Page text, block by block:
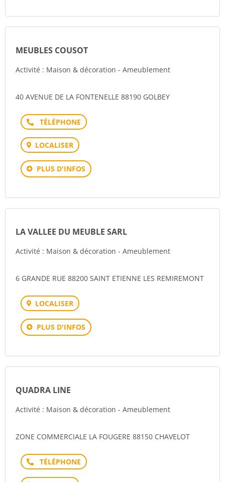
MEUBLES COUSOT
Activité : Maison & décoration - Ameublement
40 AVENUE DE LA FONTENELLE 88190 GOLBEY
Téléphone
LOCALISER
PLUS D'INFOS
LA VALLEE DU MEUBLE SARL
Activité : Maison & décoration - Ameublement
6 GRANDE RUE 88200 SAINT ETIENNE LES REMIREMONT
LOCALISER
PLUS D'INFOS
QUADRA LINE
Activité : Maison & décoration - Ameublement
ZONE COMMERCIALE LA FOUGERE 88150 CHAVELOT
Téléphone